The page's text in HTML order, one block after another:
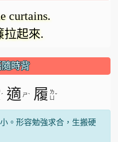
。
影
片
curtains.
拉起來.
時背
ˊ 適 ㄕ ˋ 履 ㄌ
ˇ
。形容勉強求合，生搬硬